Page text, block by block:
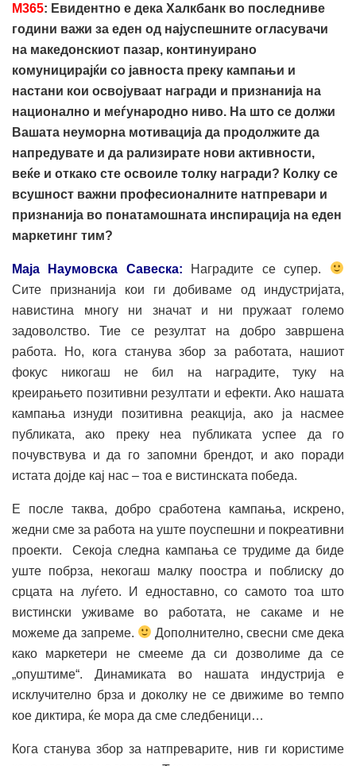
M365: Евидентно е дека Халкбанк во последниве
години важи за еден од најуспешните огласувачи
на македонскиот пазар, континуирано
комуницирајќи со јавноста преку кампањи и
настани кои освојуваат награди и признанија на
национално и меѓународно ниво. На што се должи
Вашата неуморна мотивација да продолжите да
напредувате и да рализирате нови активности,
веќе и откако сте освоиле толку награди? Колку се
всушност важни професионалните натпревари и
признанија во понатамошната инспирација на еден
маркетинг тим?
Маја Наумовска Савеска: Наградите се супер.
Сите признанија кои ги добиваме од индустријата,
навистина многу ни значат и ни пружаат големо
задоволство. Тие се резултат на добро завршена
работа. Но, кога станува збор за работата, нашиот
фокус никогаш не бил на наградите, туку на
креирањето позитивни резултати и ефекти. Ако нашата
кампања изнуди позитивна реакција, ако ја насмее
публиката, ако преку неа публиката успее да го
почувствува и да го запомни брендот, и ако поради
истата дојде кај нас – тоа е вистинската победа.
Е после таква, добро сработена кампања, искрено,
жедни сме за работа на уште поуспешни и покреативни
проекти. Секоја следна кампања се трудиме да биде
уште побрза, некогаш малку поостра и поблиску до
срцата на луѓето. И едноставно, со самото тоа што
вистински уживаме во работата, не сакаме и не
можеме да запреме.
Дополнително, свесни сме дека
како маркетери не смееме да си дозволиме да се
„опуштиме“. Динамиката во нашата индустрија е
исклучително брза и доколку не се движиме во темпо
кое диктира, ќе мора да сме следбеници…
Кога станува збор за натпреварите, нив ги користиме